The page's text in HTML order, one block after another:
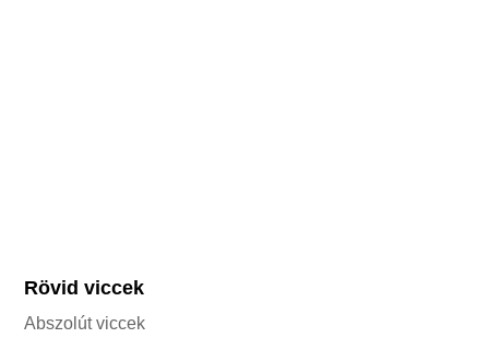
Rövid viccek
Abszolút viccek